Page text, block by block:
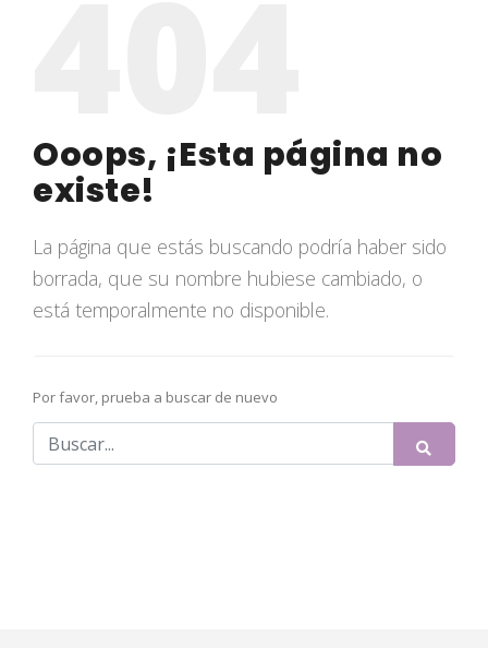
Ooops, ¡Esta página no
existe!
La página que estás buscando podría haber sido
borrada, que su nombre hubiese cambiado, o
está temporalmente no disponible.
Por favor, prueba a buscar de nuevo